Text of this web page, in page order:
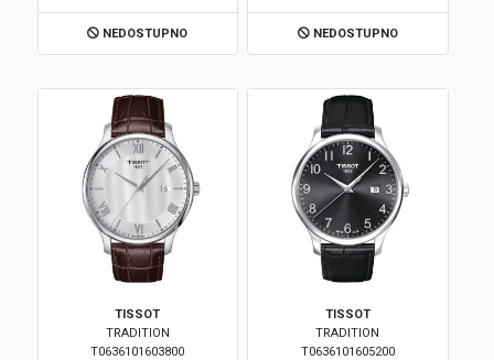
NEDOSTUPNO NEDOSTUPNO
TISSOT
TRADITION
T0636101603800
TISSOT
TRADITION
T0636101605200